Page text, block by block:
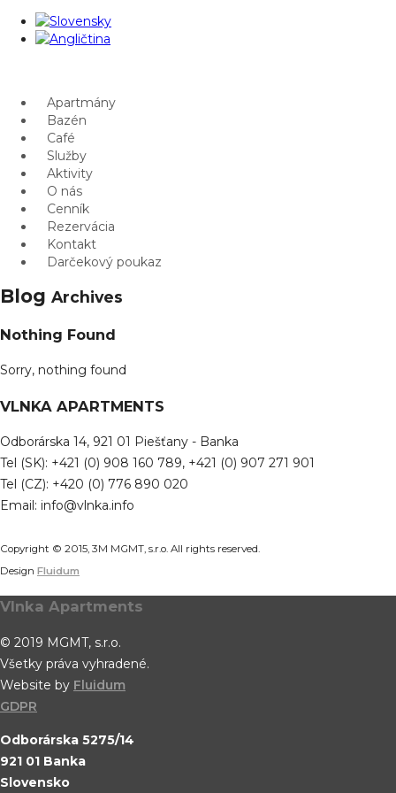
Apartmány
Bazén
Café
Služby
Aktivity
O nás
Cenník
Rezervácia
Kontakt
Darčekový poukaz
Blog Archives
Nothing Found
Sorry, nothing found
VLNKA APARTMENTS
Odborárska 14, 921 01 Piešťany - Banka
Tel (SK): +421 (0) 908 160 789, +421 (0) 907 271 901
Tel (CZ): +420 (0) 776 890 020
Email: info@vlnka.info
Copyright © 2015, 3M MGMT, s.r.o. All rights reserved.
Design Fluidum
Vlnka Apartments
© 2019 MGMT, s.r.o.
Všetky práva vyhradené.
Website by Fluidum
GDPR
Odborárska 5275/14
921 01 Banka
Slovensko